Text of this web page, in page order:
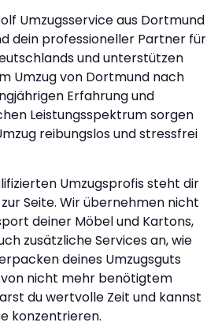
Umzugsservice aus Dortmund
dein professioneller Partner für
und unterstützen
Umzug von Dortmund nach
Erfahrung und
Leistungsspektrum sorgen
reibungslos und stressfrei
Umzugsprofis steht dir
Seite. Wir übernehmen nicht
deiner Möbel und Kartons,
zusätzliche Services an, wie
deines Umzugsguts
nicht mehr benötigtem
du wertvolle Zeit und kannst
konzentrieren.